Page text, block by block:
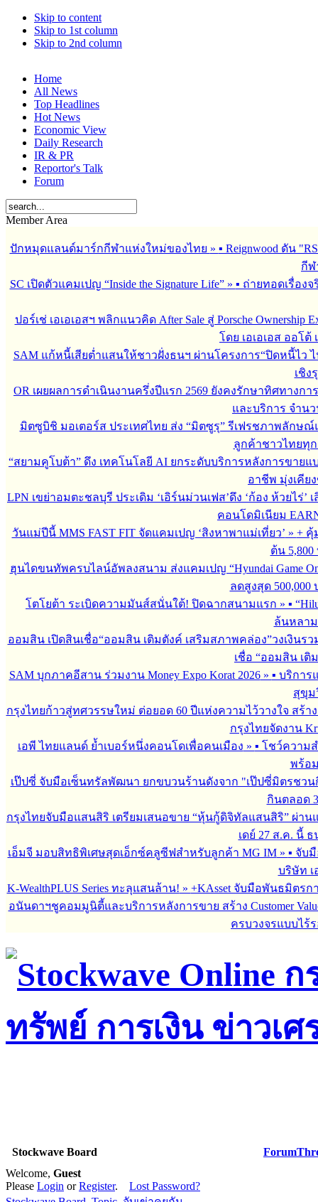
Skip to content
Skip to 1st column
Skip to 2nd column
Home
All News
Top Headlines
Hot News
Economic View
Daily Research
IR & PR
Reportor's Talk
Forum
Member Area
ปักหมุดแลนด์มาร์กกีฬาแห่งใหม่ของไทย » ▪︎ Reignwood ดัน
กีฬ
SC เปิดตัวแคมเปญ “Inside the Signature Life” » ▪︎ ถ่ายทอดเรื่อง
ปอร์เช่ เอเอเอสฯ พลิกแนวคิด After Sale สู่ Porsche Ownership
โดย เอเอเอส ออโ
SAM แก้หนี้เสียต่ำแสนให้ชาวฝั่งธนฯ ผ่านโครงการ“ปิดหนี้ไว
เชิง
OR เผยผลการดำเนินงานครึ่งปีแรก 2569 ยังคงรักษาทิศทางกา
และบริการ จำนว
มิตซูบิชิ มอเตอร์ส ประเทศไทย ส่ง “มิตซูรุ” รีเฟรชภาพลักษณ์
ลูกค้าชาวไทยทุก
“สยามคูโบต้า” ดึง เทคโนโลยี AI ยกระดับบริการหลังการขาย
อาชีพ มุ่งเคีย
LPN เขย่าอมตะชลบุรี ประเดิม ‘เอิร์นม่วนเฟส’ดึง ‘ก้อง ห้วยไร่’
คอนโดมิเนียม
วันแม่ปีนี้ MMS FAST FIT จัดแคมเปญ ‘สิงหาพาแม่เที่ยว’ » + คุ้
ต้น
ฮุนไดขนทัพครบไลน์อัพลงสนาม ส่งแคมเปญ “Hyundai Game
ลดสูงสุด 500,000
โตโยต้า ระเบิดความมันส์สนั่นใต้! ปิดฉากสนามแรก » ▪︎
ล้นหลาม
ออมสิน เปิดสินเชื่อ“ออมสิน เติมตังค์ เสริมสภาพคล่อง”วงเงินรว
เชื่อ “ออมสิน เติ
SAM บุกภาคอีสาน ร่วมงาน Money Expo Korat 2026» ▪︎ บริกา
สุขุม
กรุงไทยก้าวสู่ทศวรรษใหม่ ต่อยอด 60 ปีแห่งความไว้วางใจ สร้
กรุงไทยจัดงาน
เอพี ไทยแลนด์ ย้ำเบอร์หนึ่งคอนโดเพื่อคนเมือง » ▪︎ โชว์ความ
พร้อ
เป๊ปซี่ จับมือเซ็นทรัลพัฒนา ยกขบวนร้านดังจาก "เป๊ปซี่มิตรชว
กินตลอด
กรุงไทยจับมือแสนสิริ เตรียมเสนอขาย “หุ้นกู้ดิจิทัลแสนสิริ” ผ่าน
เดย์ 27 ส.ค. นี้
เอ็มจี มอบสิทธิพิเศษสุดเอ็กซ์คลูซีฟสำหรับลูกค้า MG IM» ▪︎ จับ
บริษัท เ
K-WealthPLUS Series ทะลุแสนล้าน! » +KAsset จับมือพันธมิตรการ
อนันดาฯชูคอมมูนิตี้และบริการหลังการขาย สร้าง Customer
ครบวงจรแบบไร้
Stockwave Board Forum
Welcome, Guest
Please Login orRegister. Lost Password?